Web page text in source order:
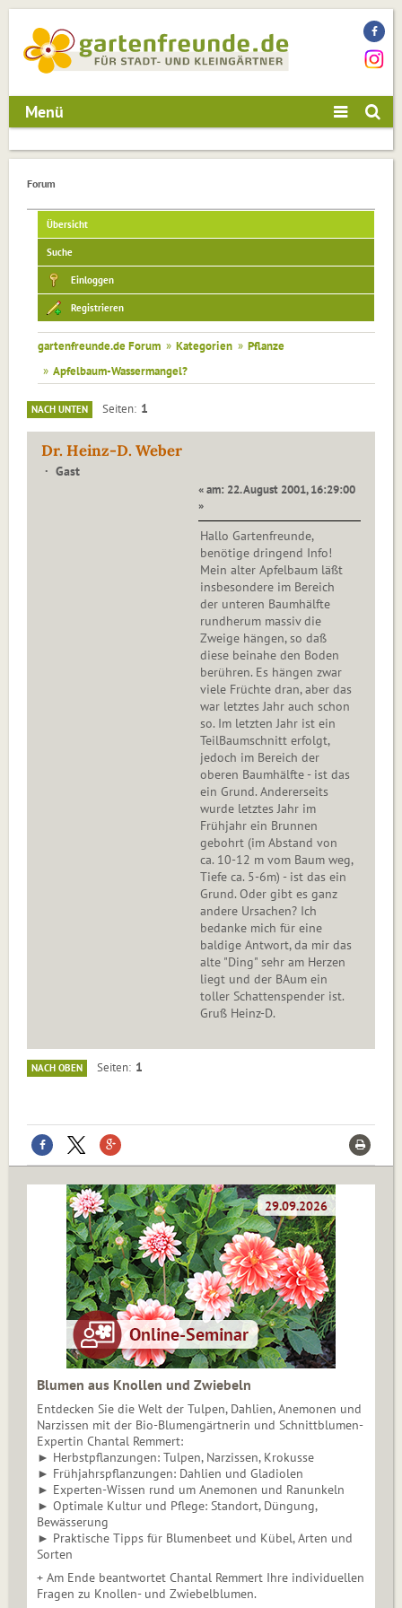
Menü
Forum
Übersicht
Suche
Einloggen
Registrieren
gartenfreunde.de Forum » Kategorien » Pflanze
» Apfelbaum-Wassermangel?
NACH UNTEN Seiten 1
Dr. Heinz-D. Weber
Gast
« am: 22. August 2001, 16:29:00
»
Hallo Gartenfreunde,
benötige dringend Info!
Mein alter Apfelbaum läßt
insbesondere im Bereich
der unteren Baumhälfte
rundherum massiv die
Zweige hängen, so daß
diese beinahe den Boden
berühren. Es hängen zwar
viele Früchte dran, aber das
war letztes Jahr auch schon
so. Im letzten Jahr ist ein
TeilBaumschnitt erfolgt,
jedoch im Bereich der
oberen Baumhälfte - ist das
ein Grund. Andererseits
wurde letztes Jahr im
Frühjahr ein Brunnen
gebohrt (im Abstand von
ca. 10-12 m vom Baum weg,
Tiefe ca. 5-6m) - ist das ein
Grund. Oder gibt es ganz
andere Ursachen? Ich
bedanke mich für eine
baldige Antwort, da mir das
alte "Ding" sehr am Herzen
liegt und der BAum ein
toller Schattenspender ist.
Gruß Heinz-D.
NACH OBEN Seiten 1
Blumen aus Knollen und Zwiebeln
Entdecken Sie die Welt der Tulpen, Dahlien, Anemonen und
Narzissen mit der Bio-Blumengärtnerin und Schnittblumen-
Expertin Chantal Remmert:
► Herbstpflanzungen: Tulpen, Narzissen, Krokusse
► Frühjahrspflanzungen: Dahlien und Gladiolen
► Experten-Wissen rund um Anemonen und Ranunkeln
► Optimale Kultur und Pflege: Standort, Düngung,
Bewässerung
► Praktische Tipps für Blumenbeet und Kübel, Arten und
Sorten
+ Am Ende beantwortet Chantal Remmert Ihre individuellen
Fragen zu Knollen- und Zwiebelblumen.